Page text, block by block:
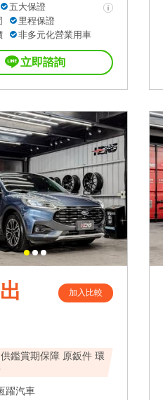
五大保證
里程保證
非多元化營業用車
立即諮詢
加入比較
鑑賞期保障 原鈑件 環
躍汽車